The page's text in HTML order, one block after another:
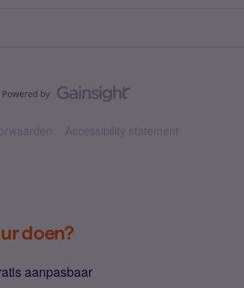
Accessibility statement
doen?
aanpasbaar